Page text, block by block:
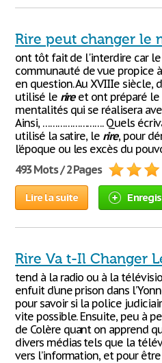
Rire peut changer le
ont tôt fait de l'interdire car le
communauté de vue propice
en question. Au XVIIIe siècle,
utilisé le rireet ont préparé le
mentalités qui se réalisera
Ainsi, ……………………. Quels
utilisé la satire, le rire, pour
l’époque ou les excès du
493 Mots / 2 Pages
Lire la suite
Rire Va t-Il Changer
tend à la radio ou à la
enfuit d’une prison dans
pour savoir si la police
vite possible. Ensuite, peu à
de Colère quant on apprend
divers médias tels que la
vers l’information, et pour